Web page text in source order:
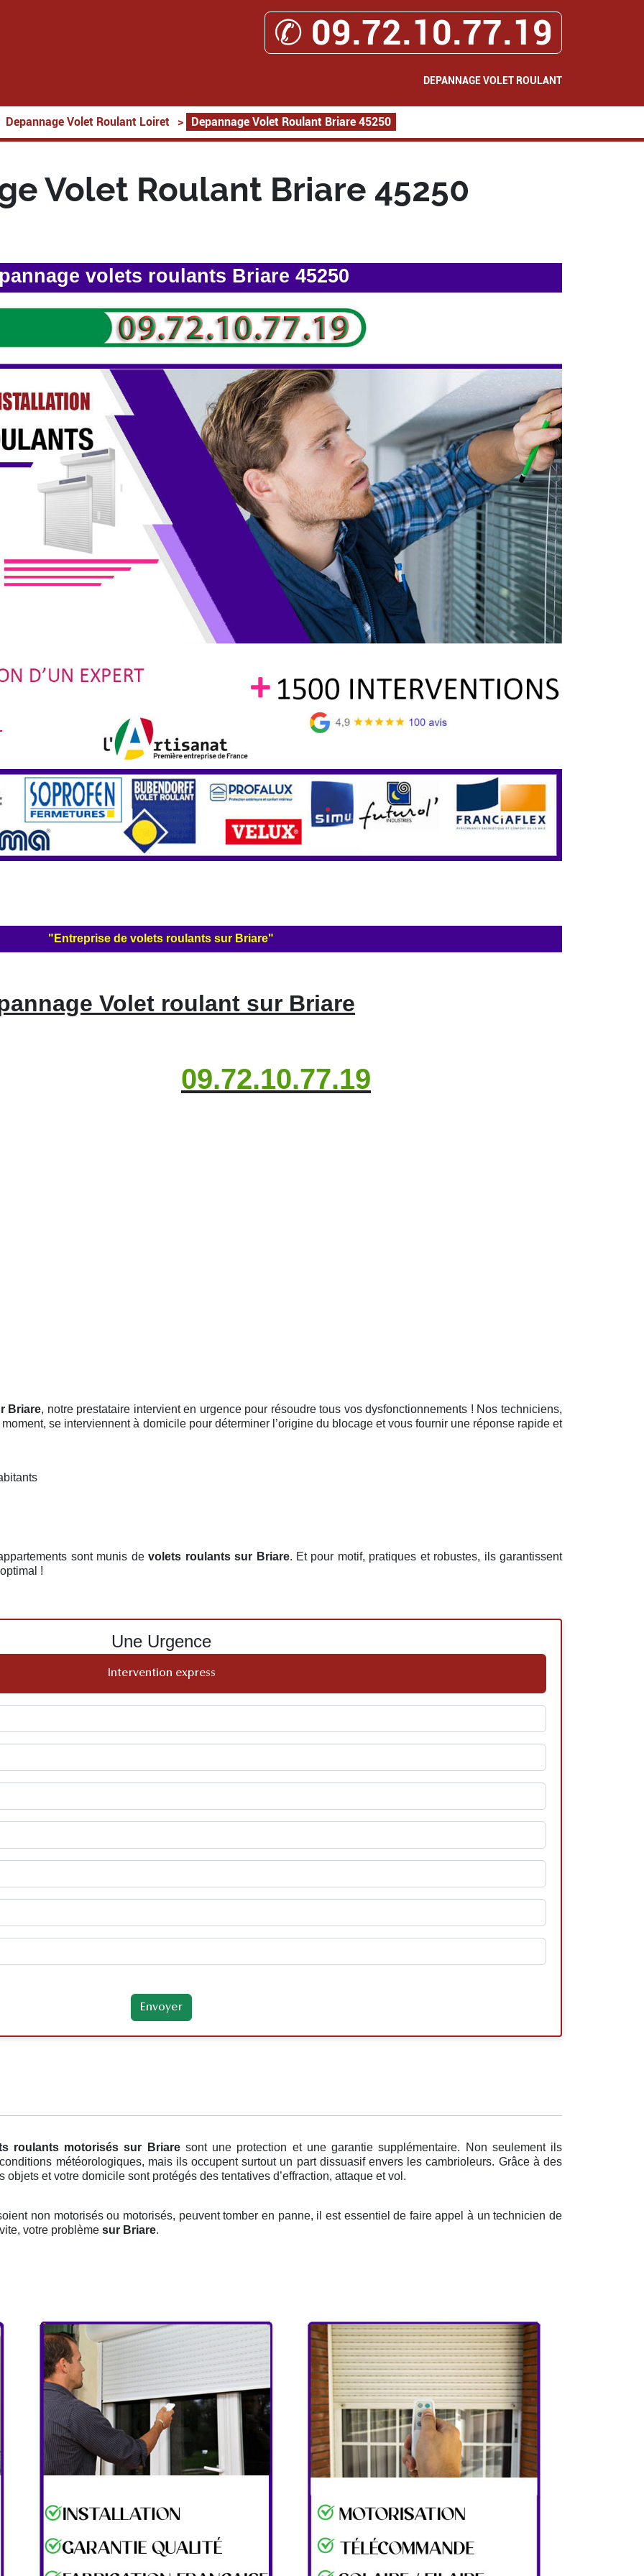
✆ 09.72.10.77.19
DEPANNAGE VOLET ROULANT
Depannage Volet Roulant Loiret > Depannage Volet Roulant Briare 45250
Volet Roulant Briare 45250
volets roulants Briare 45250
"Entreprise de volets roulants sur Briare"
Volet roulant sur Briare
09.72.10.77.19
Briare, notre prestataire intervient en urgence pour résoudre tous vos dysfonctionnements ! Nos techniciens,
se interviennent à domicile pour déterminer l’origine du blocage et vous fournir une réponse rapide et
sont munis devolets roulants sur Briare. Et pour motif, pratiques et robustes, ils garantissent
!
Une Urgence
Intervention express
roulants motorisés sur Briare sont une protection et une garantie supplémentaire. Non seulement ils
météorologiques, mais ils occupent surtout un part dissuasif envers les cambrioleurs. Grâce à des
et votre domicile sont protégés des tentatives d’effraction, attaque et vol.
non motorisés ou motorisés, peuvent tomber en panne, il est essentiel de faire appel à un technicien de
votre problème sur Briare.